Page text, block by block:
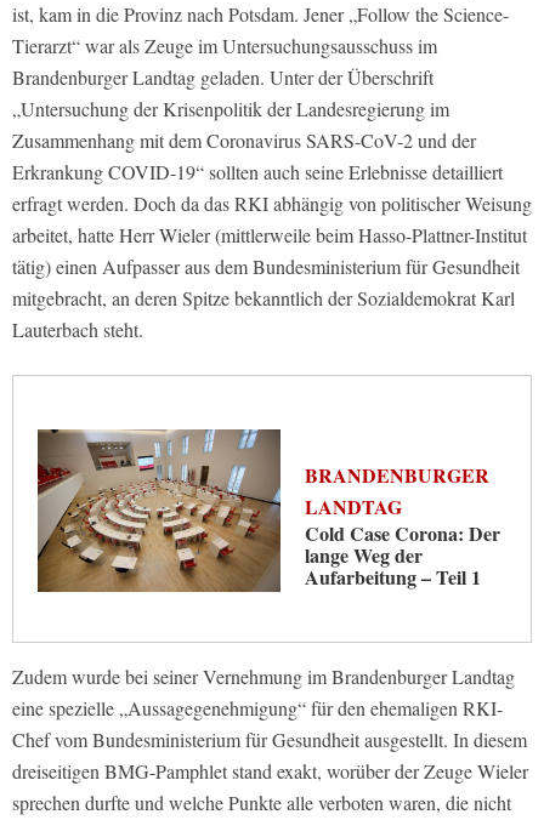
ist, kam in die Provinz nach Potsdam. Jener „Follow the Science-
Tierarzt“ war als Zeuge im Untersuchungsausschuss im
Brandenburger Landtag geladen. Unter der Überschrift
„Untersuchung der Krisenpolitik der Landesregierung im
Zusammenhang mit dem Coronavirus SARS-CoV-2 und der
Erkrankung COVID-19“ sollten auch seine Erlebnisse detailliert
erfragt werden. Doch da das RKI abhängig von politischer Weisung
arbeitet, hatte Herr Wieler (mittlerweile beim Hasso-Plattner-Institut
tätig) einen Aufpasser aus dem Bundesministerium für Gesundheit
mitgebracht, an deren Spitze bekanntlich der Sozialdemokrat Karl
Lauterbach steht.
BRANDENBURGER
LANDTAG
Cold Case Corona: Der
lange Weg der
Aufarbeitung – Teil 1
Zudem wurde bei seiner Vernehmung im Brandenburger Landtag
eine spezielle „Aussagegenehmigung“ für den ehemaligen RKI-
Chef vom Bundesministerium für Gesundheit ausgestellt. In diesem
dreiseitigen BMG-Pamphlet stand exakt, worüber der Zeuge Wieler
sprechen durfte und welche Punkte alle verboten waren, die nicht